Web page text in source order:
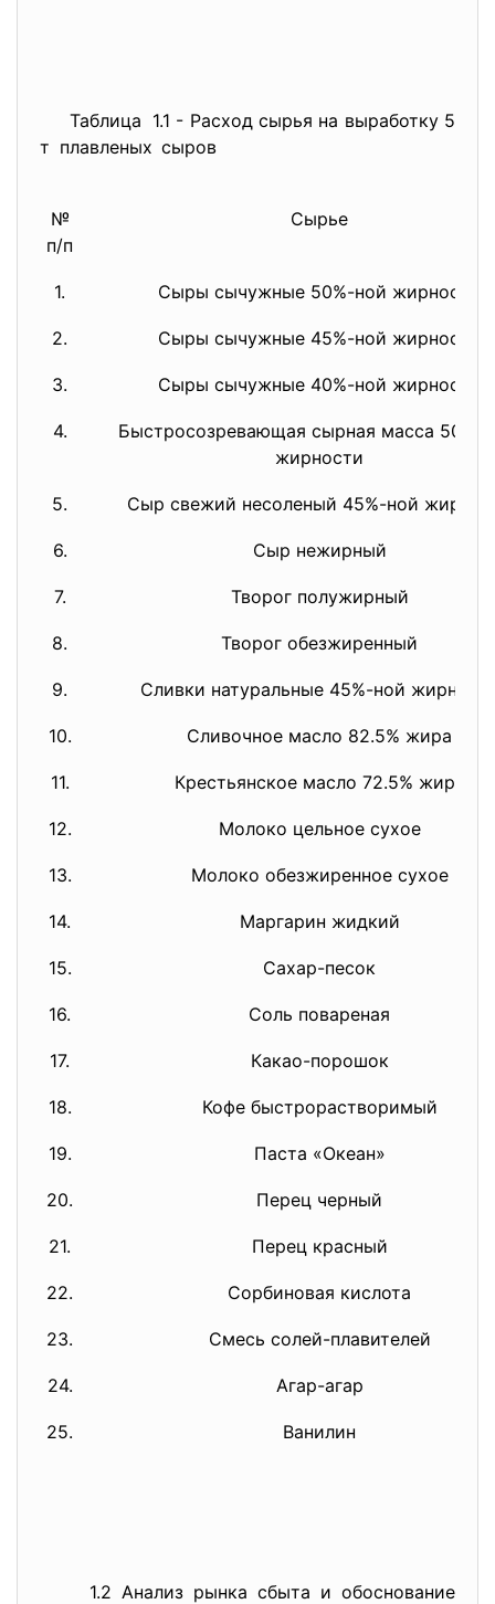
Таблица 1.1 - Расход сырья на выработку 5
т плавленых сыров
№
п/п
Сырье
1. Сыры сычужные 50%-ной жирности
2. Сыры сычужные 45%-ной жирности
3. Сыры сычужные 40%-ной жирности
4.
Быстросозревающая сырная масса 50%-
жирности
5. Сыр свежий несоленый 45%-ной
6. Сыр нежирный
7. Творог полужирный
8. Творог обезжиренный
9. Сливки натуральные 45%-ной
10. Сливочное масло 82.5% жира
11. Крестьянское масло 72.5% жира
12. Молоко цельное сухое
13. Молоко обезжиренное сухое
14. Маргарин жидкий
15. Сахар-песок
16. Соль повареная
17. Какао-порошок
18. Кофе быстрорастворимый
19. Паста «Океан»
20. Перец черный
21. Перец красный
22. Сорбиновая кислота
23. Смесь солей-плавителей
24. Агар-агар
25. Ванилин
1.2 Анализ рынка сбыта и обоснование